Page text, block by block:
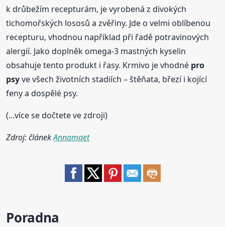
k drůbežím recepturám, je vyrobená z divokých
tichomořských lososů a zvěřiny. Jde o velmi oblíbenou
recepturu, vhodnou například při řadě potravinových
alergií. Jako doplněk omega-3 mastných kyselin
obsahuje tento produkt i řasy. Krmivo je vhodné pro
psyve všech životních stadiích – štěňata, březí i kojící
feny a dospělé psy.
(...více se dočtete ve zdroji)
Zdroj: článekAnnamaet
Poradna